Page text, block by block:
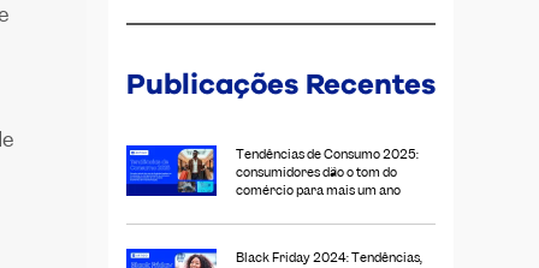
Publicações Recentes
Tendências de Consumo 2025:
consumidores dão o tom do
comércio para mais um ano
Black Friday 2024: Tendências,